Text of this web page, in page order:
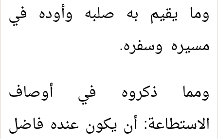
وما يقيم به صلبه وأوده في
مسيره وسفره.
ومما ذكروه في أوصاف
الاستطاعة: أن يكون عنده فاضل